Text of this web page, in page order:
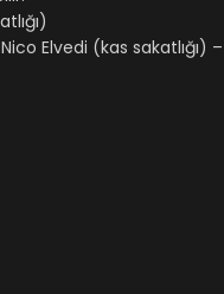
Elvedi (kas